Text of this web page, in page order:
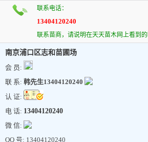
联系电话：
13404120240
联系苗商，请说明在天天苗木网上看到的
南京浦口区志和苗圃场
会 员:
联 系: 韩先生13404120240
认 证:
电 话: 13404120240
微 信:
QQ 号: 13404120240